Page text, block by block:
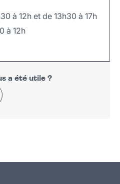
à 12h et de 13h30 à 17h
à 12h
a été utile ?
courriel